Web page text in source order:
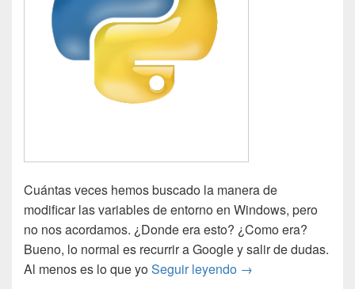
Cuántas veces hemos buscado la manera de
modificar las variables de entorno en Windows, pero
no nos acordamos. ¿Donde era esto? ¿Como era?
Bueno, lo normal es recurrir a Google y salir de dudas.
Al menos es lo que yoSeguir leyendo Tip: Variable de
→